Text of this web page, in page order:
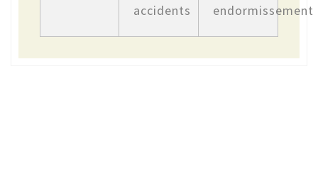
accidents
endormissement